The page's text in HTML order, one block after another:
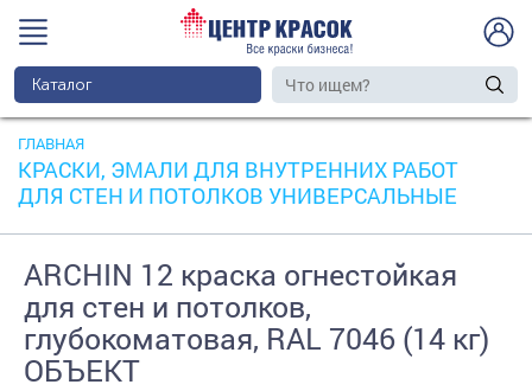
Каталог
ГЛАВНАЯ
КРАСКИ, ЭМАЛИ ДЛЯ ВНУТРЕННИХ РАБОТ
ДЛЯ СТЕН И ПОТОЛКОВ УНИВЕРСАЛЬНЫЕ
ARCHIN 12 краска огнестойкая
для стен и потолков,
глубокоматовая, RAL 7046 (14 кг)
ОБЪЕКТ